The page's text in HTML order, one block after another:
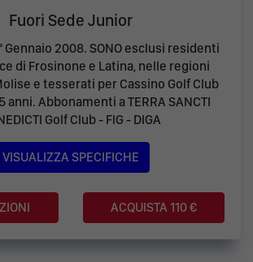
Fuori Sede Junior
Gennaio 2008. SONO esclusi residenti
di Frosinone e Latina, nelle regioni
e tesserati per Cassino Golf Club
Abbonamenti a TERRA SANCTI
Golf Club - FIG - DIGA
VISUALIZZA SPECIFICHE
ACQUISTA 110 €